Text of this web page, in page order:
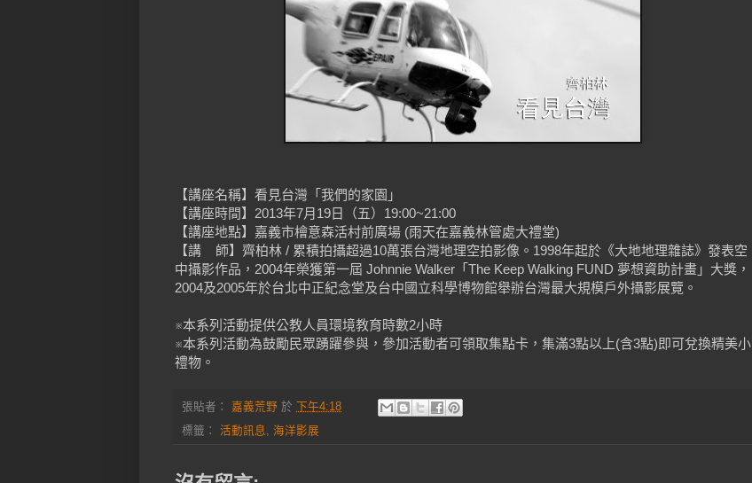
【講座名稱】看見台灣「我們的家園」
【講座時間】2013年7月19日（五）19:00~21:00
【講座地點】嘉義市檜意森活村前廣場 (雨天在嘉義林管處大禮堂)
【講 師】齊柏林 / 累積拍攝超過10萬張台灣地理空拍影像。1998年起於《大地地理雜誌》發表空
中攝影作品，2004年榮獲第一屆 Johnnie Walker「The Keep Walking FUND 夢想資助計畫」大獎，
2004及2005年於台北中正紀念堂及台中國立科學博物館舉辦台灣最大規模戶外攝影展覽。
※本系列活動提供公教人員環境教育時數2小時
※本系列活動為鼓勵民眾踴躍參與，參加活動者可領取集點卡，集滿3點以上(含3點)即可兌換精美小
禮物。
張貼者： 嘉義荒野 於
下午4:18
標籤： 活動訊息, 海洋影展